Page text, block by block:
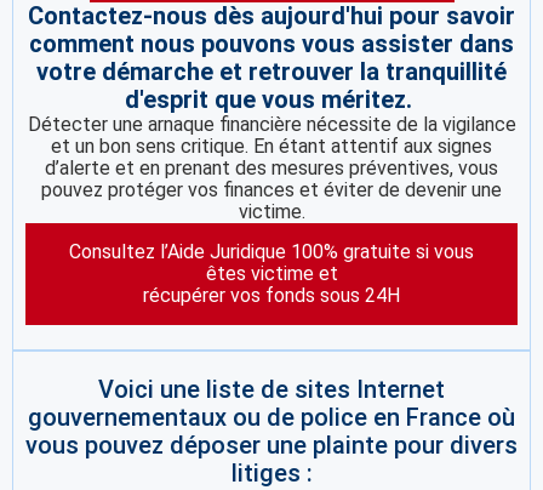
Contactez-nous dès aujourd'hui pour savoir
comment nous pouvons vous assister dans
votre démarche et retrouver la tranquillité
d'esprit que vous méritez.
Détecter une arnaque financière nécessite de la vigilance
et un bon sens critique. En étant attentif aux signes
d’alerte et en prenant des mesures préventives, vous
pouvez protéger vos finances et éviter de devenir une
victime.
Consultez l’Aide Juridique 100% gratuite si vous
êtes victime et
récupérer vos fonds sous 24H
Voici une liste de sites Internet
gouvernementaux ou de police en France où
vous pouvez déposer une plainte pour divers
litiges :